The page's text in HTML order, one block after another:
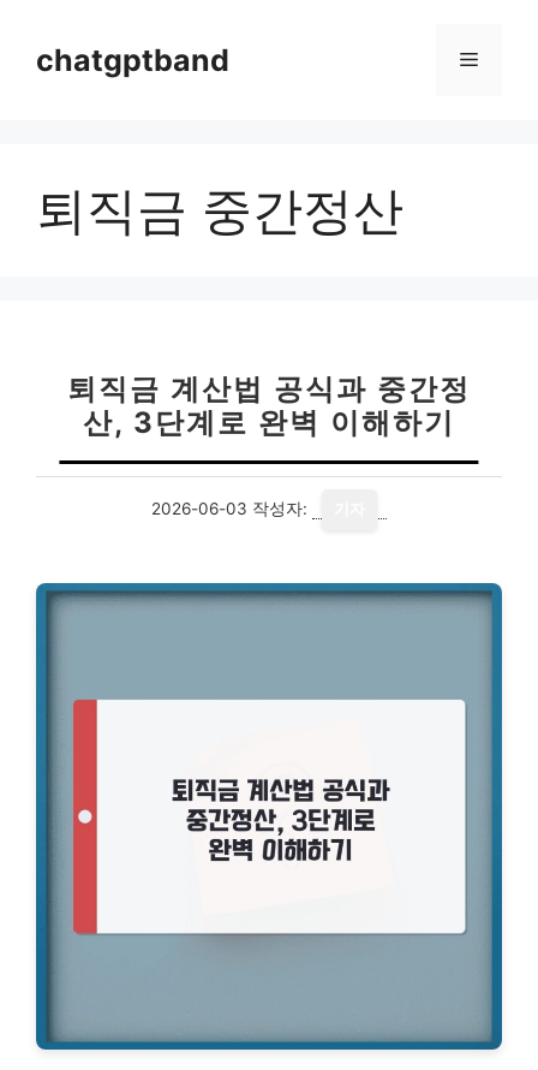
chatgptband 메
퇴직금 중간정산
퇴직금 계산법 공식과 중간정
산, 3단계로 완벽 이해하기
2026-06-03 작성자: